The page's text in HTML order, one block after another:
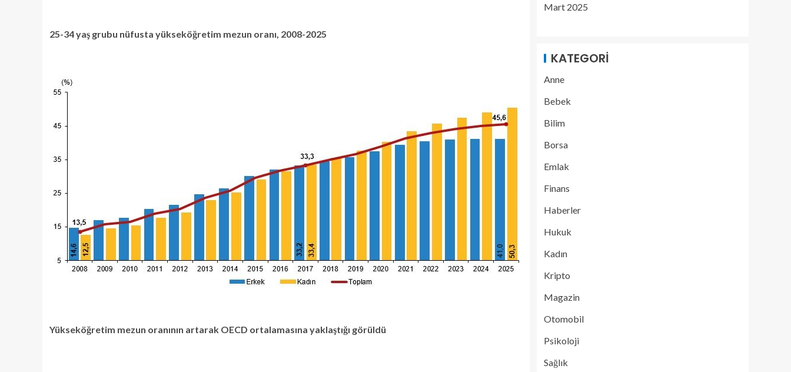
25-34 yaş grubu nüfusta yükseköğretim mezun oranı, 2008-2025
Yükseköğretim mezun oranının artarak OECD ortalamasına yaklaştığı görüldü
Mart 2025
KATEGORI
Anne
Bebek
Bilim
Borsa
Emlak
Finans
Haberler
Hukuk
Kadın
Kripto
Magazin
Otomobil
Psikoloji
Sağlık